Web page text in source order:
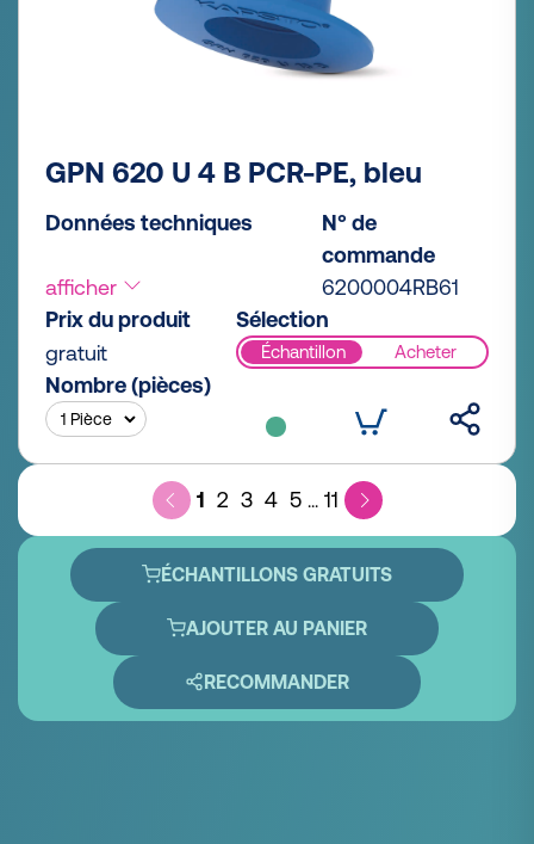
GPN 620 U 4 B PCR-PE, bleu
Données techniques
afficher
N° de
commande
6200004RB61
Prix du produit
gratuit
Sélection
Échantillon Acheter
Nombre (pièces)
1 2 3 4 5 ... 11
ÉCHANTILLONS GRATUITS
AJOUTER AU PANIER
RECOMMANDER